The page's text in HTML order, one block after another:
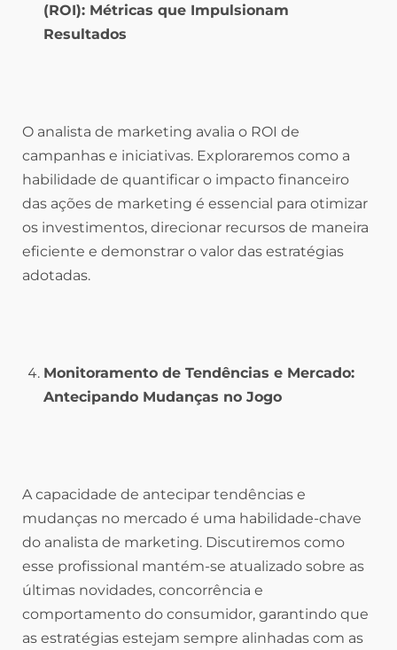
(ROI): Métricas que Impulsionam
Resultados
O analista de marketing avalia o ROI de
campanhas e iniciativas. Exploraremos como a
habilidade de quantificar o impacto financeiro
das ações de marketing é essencial para otimizar
os investimentos, direcionar recursos de maneira
eficiente e demonstrar o valor das estratégias
adotadas.
Monitoramento de Tendências e Mercado:
Antecipando Mudanças no Jogo
A capacidade de antecipar tendências e
mudanças no mercado é uma habilidade-chave
do analista de marketing. Discutiremos como
esse profissional mantém-se atualizado sobre as
últimas novidades, concorrência e
comportamento do consumidor, garantindo que
as estratégias estejam sempre alinhadas com as